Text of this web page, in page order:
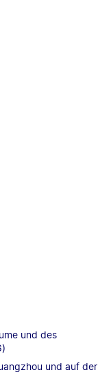
und des
und auf der